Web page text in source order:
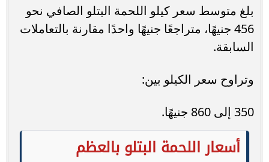
بلغ متوسط سعر كيلو اللحمة البتلو الصافي نحو
456 جنيهًا، متراجعًا جنيهًا واحدًا مقارنة بالتعاملات
السابقة.
وتراوح سعر الكيلو بين:
350 إلى 860 جنيهًا.
أسعار اللحمة البتلو بالعظم